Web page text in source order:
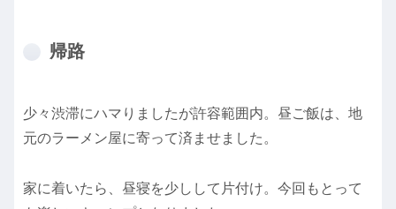
帰路
少々渋滞にハマりましたが許容範囲内。昼ご飯は、地
元のラーメン屋に寄って済ませました。
家に着いたら、昼寝を少しして片付け。今回もとって